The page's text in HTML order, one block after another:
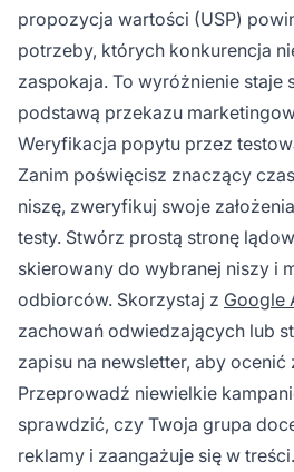
propozycja wartości (USP)
potrzeby, których konkurencja
zaspokaja. To wyróżnienie staje
podstawą przekazu
Weryfikacja popytu przez
Zanim poświęcisz znaczący
niszę, zweryfikuj swoje
testy. Stwórz prostą stronę
skierowany do wybranej niszy i
odbiorców. Skorzystaj z Google
zachowań odwiedzających lub
zapisu na newsletter, aby ocenić
Przeprowadź niewielkie
sprawdzić, czy Twoja grupa
reklamy i zaangażuje się w